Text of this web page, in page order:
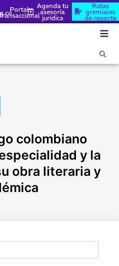
Portal Agenda tu
asesoría
jurídica
Rutas
gremiales
de reporte
colombiano
y la
obra literaria y